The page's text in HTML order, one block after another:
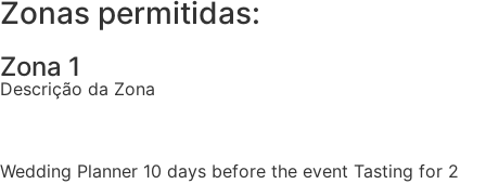
Zonas permitidas:
Zona 1
Descrição da Zona
Wedding Planner 10 days before the event Tasting for 2